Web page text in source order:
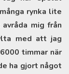
rynka lite
mig från
med att jag
timmar när
ha gjort något